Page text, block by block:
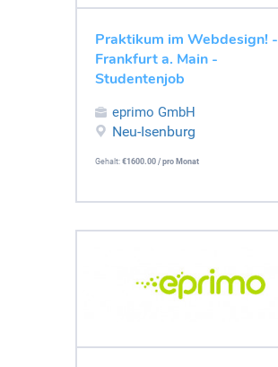
Praktikum im Webdesign! -
Frankfurt a. Main -
Studentenjob
eprimo GmbH
Neu-Isenburg
Gehalt: €1600.00 / pro Monat